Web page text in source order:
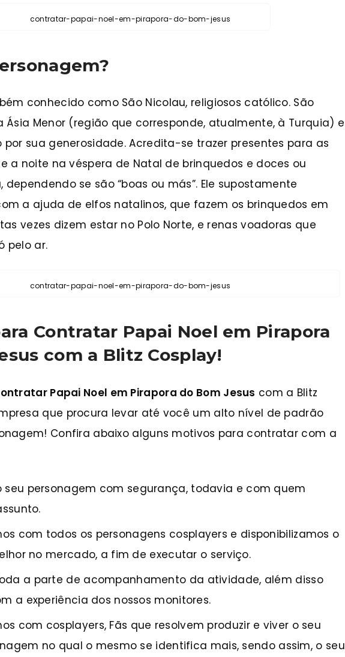
contratar-papai-noel-em-pirapora-do-bom-jesus
conhecido como São Nicolau, religiosos católico. São
Ásia Menor (região que corresponde, atualmente, à Turquia) e
sua generosidade. Acredita-se trazer presentes para as
a noite na véspera de Natal de brinquedos e doces ou
se são “boas ou más”. Ele supostamente
a ajuda de elfos natalinos, que fazem os brinquedos em
vezes dizem estar no Polo Norte, e renas voadoras que
pelo ar.
contratar-papai-noel-em-pirapora-do-bom-jesus
Contratar Papai Noel em Pirapora
com a Blitz Cosplay!
Papai Noel em Pirapora do Bom Jesus com a Blitz
que procura levar até você um alto nível de padrão
Confira abaixo alguns motivos para contratar com a
seu personagem com segurança, todavia e com quem
com todos os personagens cosplayers e disponibilizamos o
no mercado, a fim de executar o serviço.
a parte de acompanhamento da atividade, além disso
a experiência dos nossos monitores.
com cosplayers, Fãs que resolvem produzir e viver o seu
no qual o mesmo se identifica mais, sendo assim, o seu